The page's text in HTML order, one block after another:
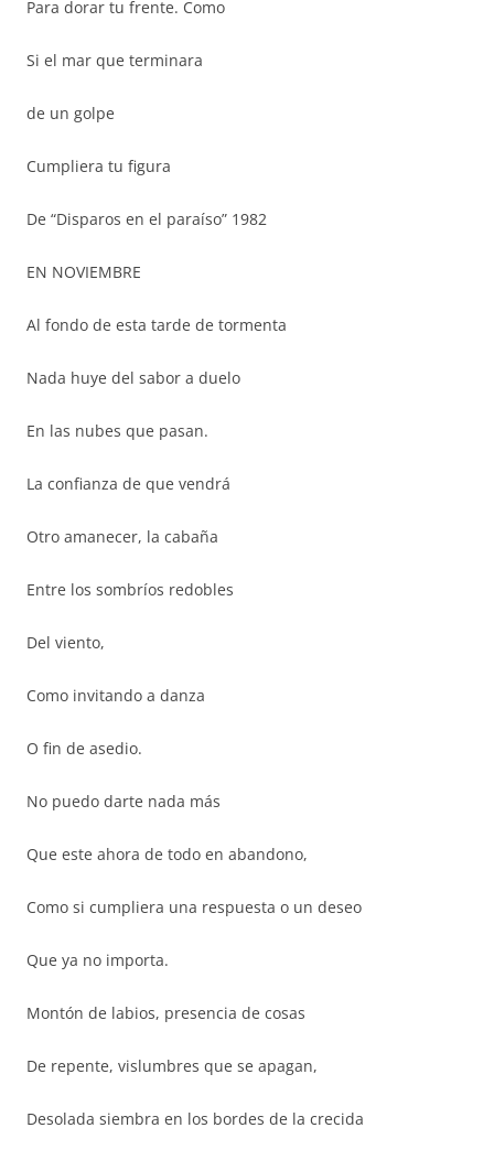
Para dorar tu frente. Como
Si el mar que terminara
de un golpe
Cumpliera tu figura
De “Disparos en el paraíso” 1982
EN NOVIEMBRE
Al fondo de esta tarde de tormenta
Nada huye del sabor a duelo
En las nubes que pasan.
La confianza de que vendrá
Otro amanecer, la cabaña
Entre los sombríos redobles
Del viento,
Como invitando a danza
O fin de asedio.
No puedo darte nada más
Que este ahora de todo en abandono,
Como si cumpliera una respuesta o un deseo
Que ya no importa.
Montón de labios, presencia de cosas
De repente, vislumbres que se apagan,
Desolada siembra en los bordes de la crecida